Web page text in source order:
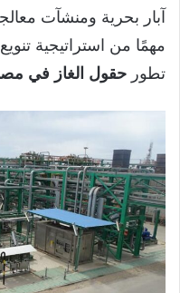
آبار بحرية ومنشآت
مهمًا من استراتيجية
تطور حقول الغاز في مصر